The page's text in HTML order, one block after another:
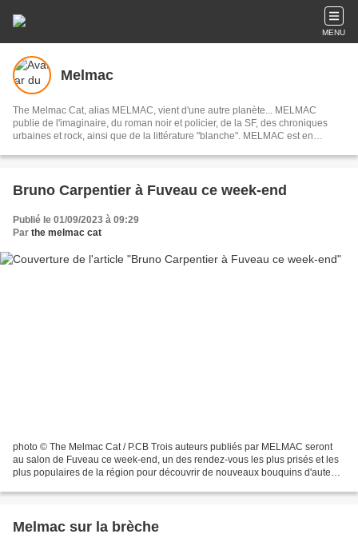
MENU
Melmac
The Melmac Cat, alias MELMAC, vient d'une autre planète... MELMAC
publie de l'imaginaire, du roman noir et policier, de la SF, des chroniques
urbaines et rock, ainsi que de la littérature "blanche". MELMAC est en
Bruno Carpentier à Fuveau ce week-end
Publié le 01/09/2023 à 09:29
Par the melmac cat
photo © The Melmac Cat / P.CB Trois auteurs publiés par MELMAC seront
au salon de Fuveau ce week-end, un des rendez-vous les plus prisés et les
plus populaires de la région pour découvrir de nouveaux bouquins d'auteurs
Melmac sur la brèche